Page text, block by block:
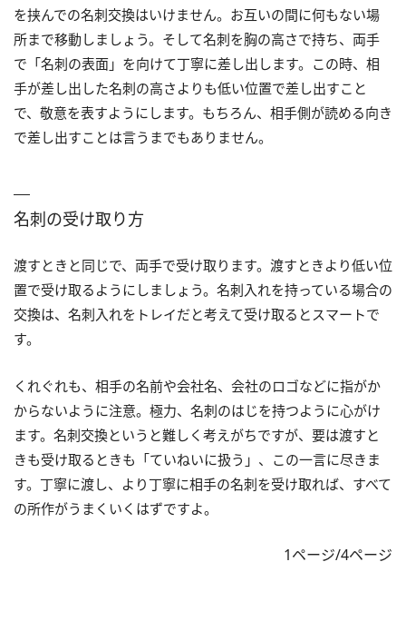
を挟んでの名刺交換はいけません。お互いの間に何もない場
所まで移動しましょう。そして名刺を胸の高さで持ち、両手
で「名刺の表面」を向けて丁寧に差し出します。この時、相
手が差し出した名刺の高さよりも低い位置で差し出すこと
で、敬意を表すようにします。もちろん、相手側が読める向き
で差し出すことは言うまでもありません。
名刺の受け取り方
渡すときと同じで、両手で受け取ります。渡すときより低い位
置で受け取るようにしましょう。名刺入れを持っている場合の
交換は、名刺入れをトレイだと考えて受け取るとスマートで
す。
くれぐれも、相手の名前や会社名、会社のロゴなどに指がか
からないように注意。極力、名刺のはじを持つように心がけ
ます。名刺交換というと難しく考えがちですが、要は渡すと
きも受け取るときも「ていねいに扱う」、この一言に尽きま
す。丁寧に渡し、より丁寧に相手の名刺を受け取れば、すべて
の所作がうまくいくはずですよ。
1ページ/4ページ